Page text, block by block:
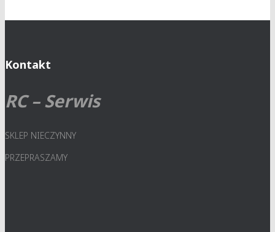
Kontakt
RC – Serwis
SKLEP NIECZYNNY
PRZEPRASZAMY